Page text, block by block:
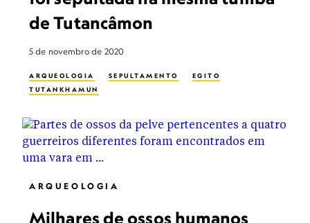
de Tutancâmon
5 de novembro de 2020
ARQUEOLOGIA SEPULTAMENTO
EGITO
TUTANKHAMUN
ARQUEOLOGIA
Milhares de ossos humanos